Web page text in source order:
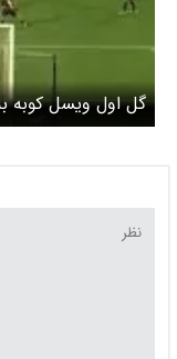
گل اول ویسل کوبه به